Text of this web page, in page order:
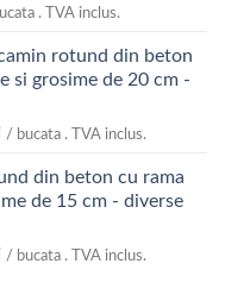
lei
. TVA inclus.
rotund din beton
si grosime de 20 cm -
Interval
prețuri:
980,00 lei
la
/ bucata . TVA inclus.
din beton cu rama
de 15 cm - diverse
Interval
/ bucata . TVA inclus.